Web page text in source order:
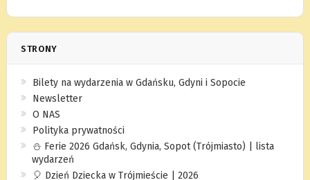
STRONY
Bilety na wydarzenia w Gdańsku, Gdyni i Sopocie
Newsletter
O NAS
Polityka prywatności
⛄️ Ferie 2026 Gdańsk, Gdynia, Sopot (Trójmiasto) | lista
wydarzeń
🎈 Dzień Dziecka w Trójmieście | 2026